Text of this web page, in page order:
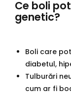
Ce boli
genetic?
Boli care
diabetul,
Tulburări
cum ar fi